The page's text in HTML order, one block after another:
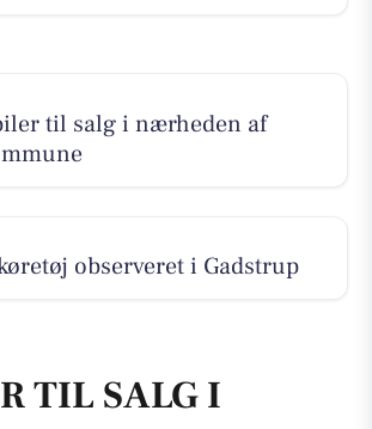
til salg i nærheden af
observeret i Gadstrup
TIL SALG I